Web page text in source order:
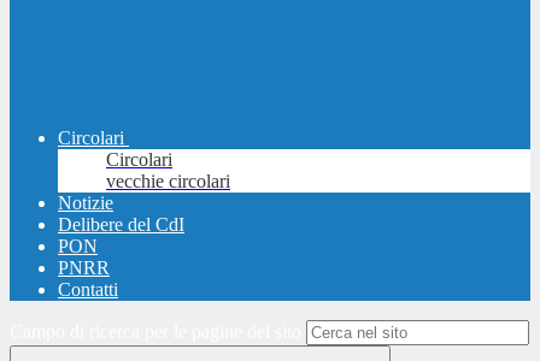
Circolari
Circolari
vecchie circolari
Notizie
Delibere del CdI
PON
PNRR
Contatti